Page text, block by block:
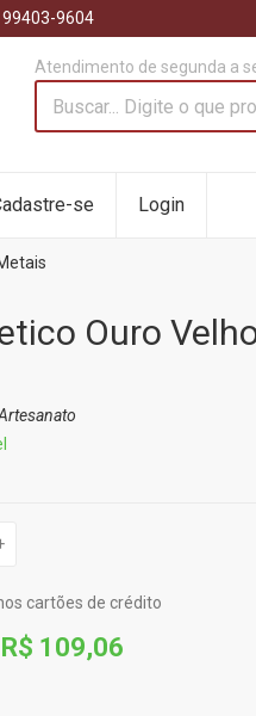
9604
Atendimento de segunda a
se Login
Ouro
cartões de crédito
R$ 109,06